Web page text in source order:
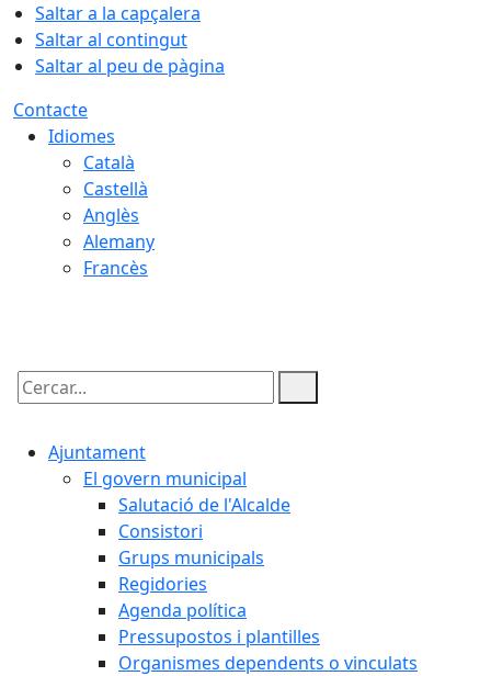
Saltar a la capçalera
Saltar al contingut
Saltar al peu de pàgina
Contacte
Idiomes
Català
Castellà
Anglès
Alemany
Francès
Cercar:
Ajuntament
El govern municipal
Salutació de l'Alcalde
Consistori
Grups municipals
Regidories
Agenda política
Pressupostos i plantilles
Organismes dependents o vinculats